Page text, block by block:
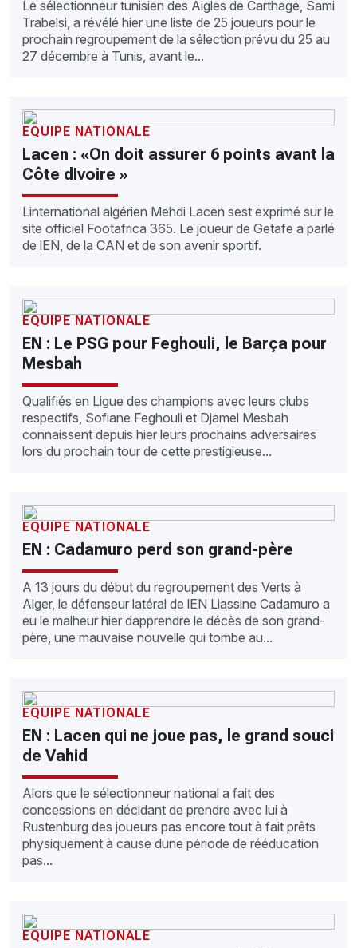
Le sélectionneur tunisien des Aigles de Carthage, Sami
Trabelsi, a révélé hier une liste de 25 joueurs pour le
prochain regroupement de la sélection prévu du 25 au
27 décembre à Tunis, avant le...
EQUIPE NATIONALE
Lacen : «On doit assurer 6 points avant la
Côte dIvoire »
Linternational algérien Mehdi Lacen sest exprimé sur le
site officiel Footafrica 365. Le joueur de Getafe a parlé
de lEN, de la CAN et de son avenir sportif.
EQUIPE NATIONALE
EN : Le PSG pour Feghouli, le Barça pour
Mesbah
Qualifiés en Ligue des champions avec leurs clubs
respectifs, Sofiane Feghouli et Djamel Mesbah
connaissent depuis hier leurs prochains adversaires
lors du prochain tour de cette prestigieuse...
EQUIPE NATIONALE
EN : Cadamuro perd son grand-père
A 13 jours du début du regroupement des Verts à
Alger, le défenseur latéral de lEN Liassine Cadamuro a
eu le malheur hier dapprendre le décès de son grand-
père, une mauvaise nouvelle qui tombe au...
EQUIPE NATIONALE
EN : Lacen qui ne joue pas, le grand souci
de Vahid
Alors que le sélectionneur national a fait des
concessions en décidant de prendre avec lui à
Rustenburg des joueurs pas encore tout à fait prêts
physiquement à cause dune période de rééducation
pas...
EQUIPE NATIONALE